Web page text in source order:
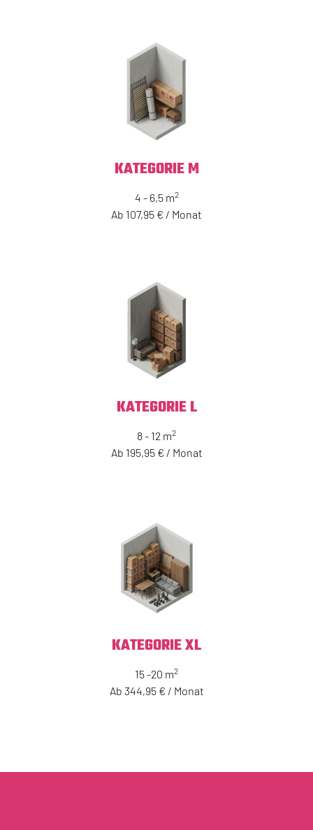
KATEGORIE M
4 - 6,5 m2
Ab 107,95 € / Monat
KATEGORIE L
8 - 12 m2
Ab 195,95 € / Monat
KATEGORIE XL
15 -20 m2
Ab 344,95 € / Monat